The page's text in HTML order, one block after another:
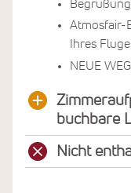
Atmosfair-
Ihres
NEUE
buchbare
Nicht